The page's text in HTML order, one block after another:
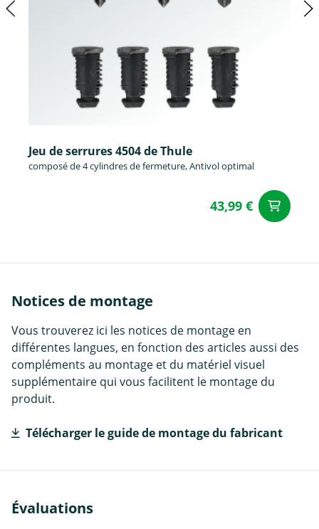
Jeu de serrures 4504 de Thule
composé de 4 cylindres de fermeture, Antivol optimal
43,99 €
Notices de montage
Vous trouverez ici les notices de montage en
différentes langues, en fonction des articles aussi des
compléments au montage et du matériel visuel
supplémentaire qui vous facilitent le montage du
produit.
Télécharger le guide de montage du fabricant
Évaluations